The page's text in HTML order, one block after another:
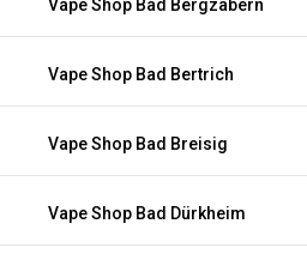
Vape Shop Bad Bergzabern
Vape Shop Bad Bertrich
Vape Shop Bad Breisig
Vape Shop Bad Dürkheim